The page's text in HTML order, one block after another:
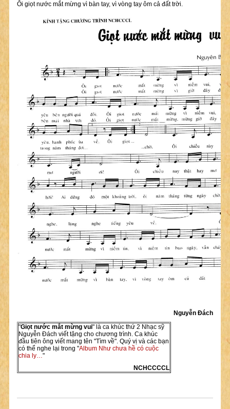
Ôi giọt nước mắt mừng vì bàn tay, vì vòng tay ôm cả đất trời.
Nguyễn Đách
"Giọt nước mắt mừng vui" là ca khúc thứ 2 Nhạc sỹ
Nguyễn Đách viết tặng cho chương trình. Ca khúc
đầu tiên ông viết mang tên "Tìm về". Quý vị và các bạn
có thể nghe lại trong "Album Như chưa hề có cuộc
chia ly…"
NCHCCCCL